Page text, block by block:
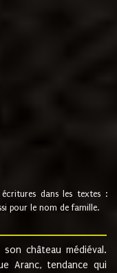
dans les textes :
pour le nom de famille.
château médiéval.
Aranc, tendance qui